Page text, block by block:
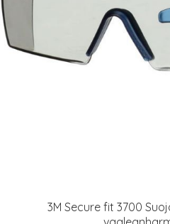
3M Secure fit 3700